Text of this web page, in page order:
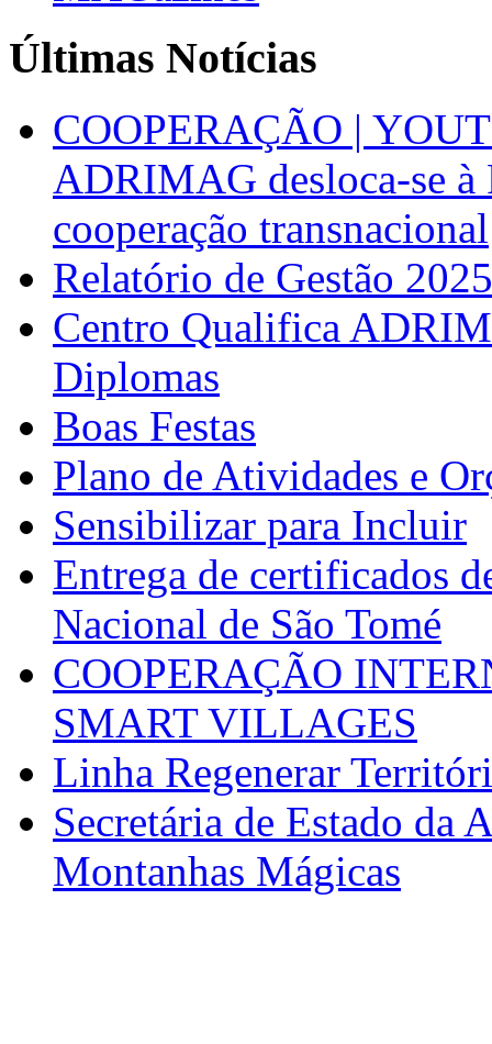
Últimas Notícias
COOPERAÇÃO |
ADRIMAG desloca-se
cooperação transnacional
Relatório de Gestão 2025
Centro Qualifica
Diplomas
Boas Festas
Plano de Atividades e
Sensibilizar para Incluir
Entrega de certificados
Nacional de São Tomé
COOPERAÇÃO
SMART VILLAGES
Linha Regenerar
Secretária de Estado da
Montanhas Mágicas